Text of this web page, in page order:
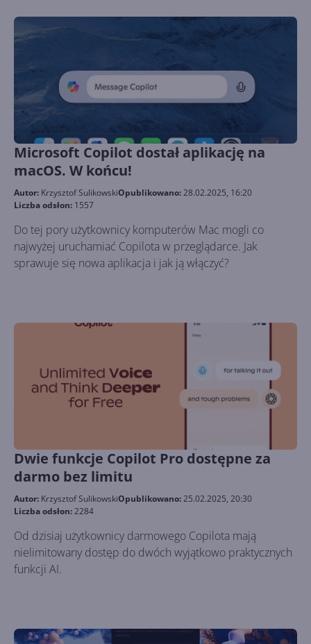
Microsoft Copilot dostał aplikację na
macOS. W końcu!
Autor: Krzysztof SulikowskiOpublikowano:28.02.2025, 16:20
Liczba odsłon: 1557
Do tej pory użytkownicy komputerów Mac mogli co
najwyżej uruchamiać Copilota w przeglądarce. Jak
sprawuje się nowa aplikacja i jak ją włączyć?
Dwie funkcje Copilot Pro dostępne za
darmo bez limitu
Autor: Krzysztof SulikowskiOpublikowano:25.02.2025, 20:30
Liczba odsłon:2284
Od dzisiaj użytkownicy darmowego Copilota mają
nielimitowany dostęp do dwóch wyjątkowo praktycznych
funkcji AI.